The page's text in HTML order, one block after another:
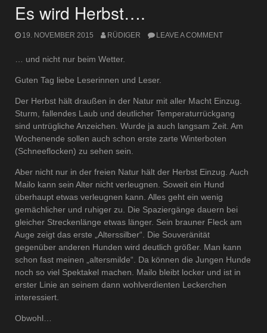
Es wird Herbst….
19. NOVEMBER 2015 RÜDIGER LEAVE A COMMENT
… und nicht nur beim Wetter.
Guten Tag liebe Leserinnen und Leser.
Der Herbst hält draußen in der Natur mit aller Macht Einzug.
Sturm, fallendes Laub und deutlicher Temperaturrückgang
sind untrügliche Anzeichen. Wurde ja auch langsam Zeit. Am
Wochenende sollen auch schon erste zarte Winterboten
(Schneeflocken) zu sehen sein.
Aber nicht nur in der freien Natur hält der Herbst Einzug. Auch
Mailo kann sein Alter nicht verleugnen. Soweit ein Hund
überhaupt etwas verleugnen kann. Alles geht ein wenig
gemächlicher und ruhiger zu. Die Spaziergänge dauern bei
gleicher Streckenlänge etwas länger. Sein brauner Fleck am
Auge zeigt das erste „Alterssilber“. Die Souveränität
gegenüber anderen Hunden wird deutlich größer. Man kann
schon fast meinen „altersmilde“. Da können die Jungen Hunde
noch so viel Spektakel machen. Mailo bleibt locker und ist in
erster Linie an seinem dann wohlverdienten Leckerchen
interessiert.
Obwohl…